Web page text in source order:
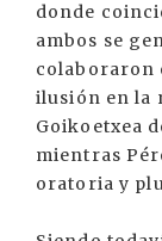
donde
ambos se
colaboraron
ilusión en la
Goikoetxea
mientras
oratoria y